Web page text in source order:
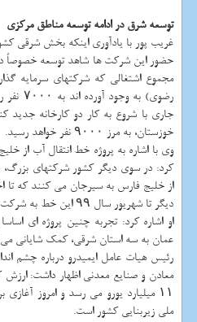
توسعه شرق در ادامه توسعه مناطق مركزی
غریب پور با یادآوری اینكه بخش شرقی
حضور این شركت ها شاهد توسعه خصوصاً
مجموع اشتغالی كه شركتهای سرمایه
رضوی)
جاری با شروع به كار دو كارخانه جدید
خوزستان، به مرز ۹۰۰۰ نفر خواهد رسید.
وی با اشاره به پروژه خط انتقال آب از
كرد: در سوی دیگر كشور شركتهای بزرگ،
از خلیج فارس به سیرجان می كنند كه تا
دیگر تا شهریور سال ۹۹ این خط به شركت چادرملو می رسد.
او اشاره كرد: تجربه چنین پروژه ای
عمان به سه استان شرقی، كمك شایانی
رئیس هیات عامل ایمیدرو درباره چشم
معادن و صنایع معدنی اظهار داشت:
۱۱ میلیارد یورو می رسد و امروز
ملی زیربنایی كشور است.